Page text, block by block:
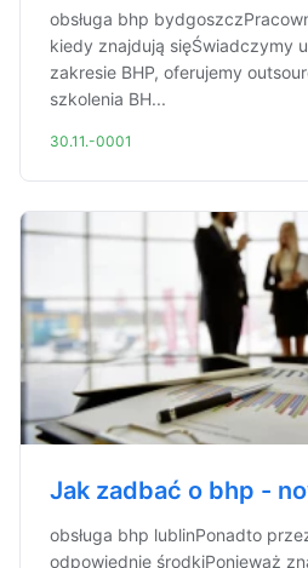
obsługa bhp
kiedy znajdują sięŚwiadczymy
zakresie BHP, oferujemy
szkolenia BH...
30.11.-0001
Jak zadbać o bhp -
obsługa bhp lublinPonadto
odpowiednie środkiPonieważ